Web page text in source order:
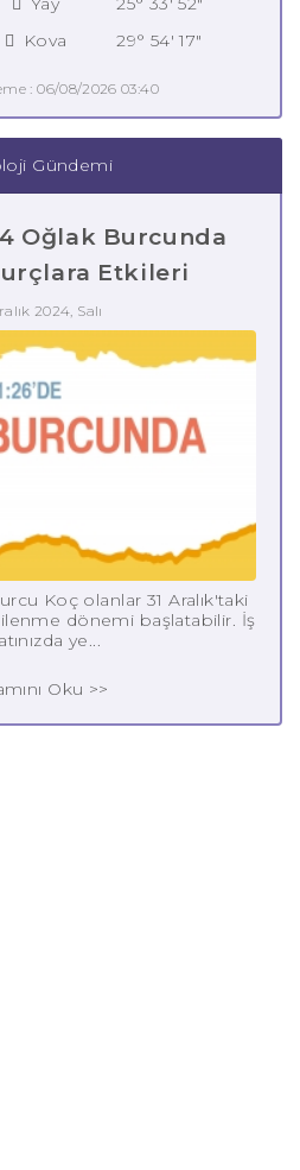
Kova 29° 54' 17"
: 06/08/2026 03:40
Gündemi
Oğlak Burcunda
Etkileri
2024, Salı
Koç olanlar 31 Aralık'taki
dönemi başlatabilir. İş
ye...
Oku >>